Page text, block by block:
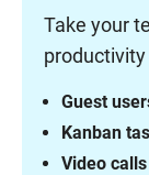
Take your
Video calls
Kanban
Guest